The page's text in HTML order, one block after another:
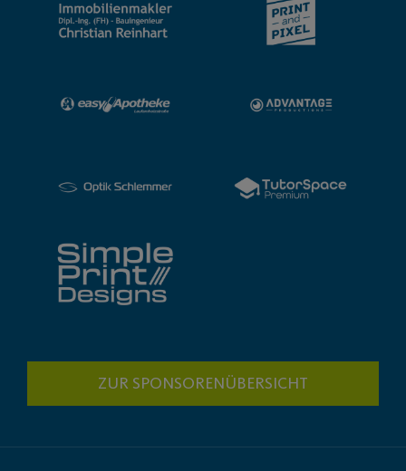
ZUR SPONSORENÜBERSICHT